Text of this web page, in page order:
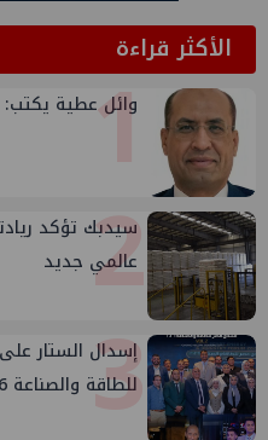
الأكثر قراءة1
وائل عطية يكتب:
2
سيدبك تؤكد
عالمي جديد
3
إسدال الستار
للطاقة والصناعة 2026" بنجاح